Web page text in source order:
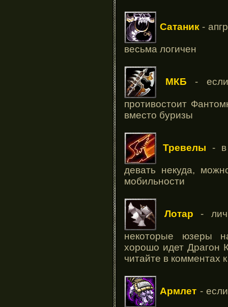
Сатаник-
весьма логичен
МКБ -
противостоит
вместо буризы
Тревелы - в
девать некуда,
мобильности
Лотар -
некоторые юзеры
хорошо идет Драгон
читайте в комментах
Армлет -